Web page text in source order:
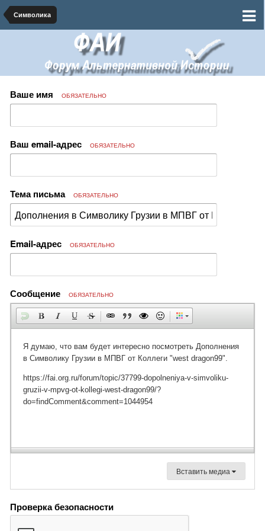
Символика
Ваше имя ОБЯЗАТЕЛЬНО
Ваш email-адрес ОБЯЗАТЕЛЬНО
Тема письма ОБЯЗАТЕЛЬНО
Email-адрес ОБЯЗАТЕЛЬНО
Сообщение ОБЯЗАТЕЛЬНО
Вставить медиа
Проверка безопасности